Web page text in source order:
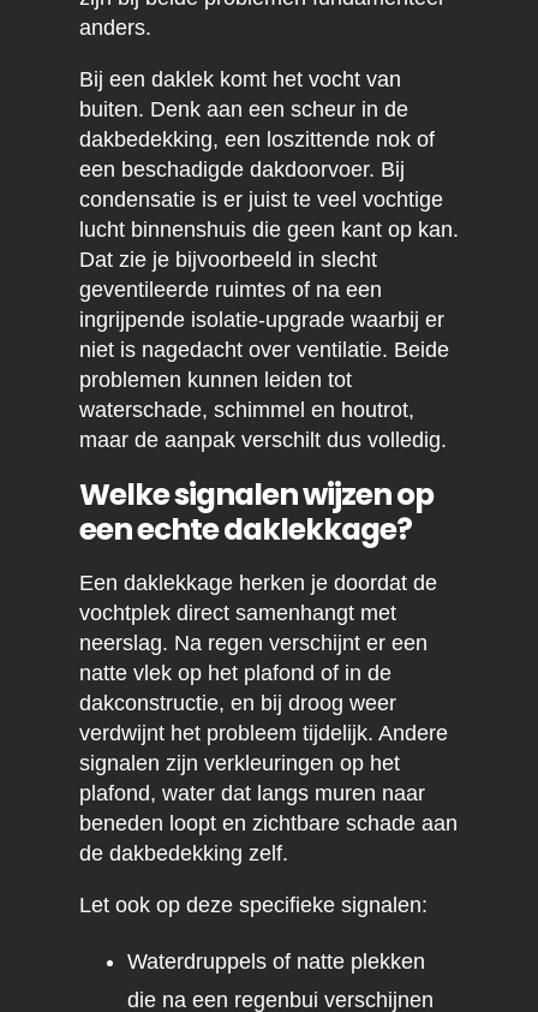
anders.
Bij een daklek komt het vocht van
buiten. Denk aan een scheur in de
dakbedekking, een loszittende nok of
een beschadigde dakdoorvoer. Bij
condensatie is er juist te veel vochtige
lucht binnenshuis die geen kant op kan.
Dat zie je bijvoorbeeld in slecht
geventileerde ruimtes of na een
ingrijpende isolatie-upgrade waarbij er
niet is nagedacht over ventilatie. Beide
problemen kunnen leiden tot
waterschade, schimmel en houtrot,
maar de aanpak verschilt dus volledig.
Welke signalen wijzen op
een echte daklekkage?
Een daklekkage herken je doordat de
vochtplek direct samenhangt met
neerslag. Na regen verschijnt er een
natte vlek op het plafond of in de
dakconstructie, en bij droog weer
verdwijnt het probleem tijdelijk. Andere
signalen zijn verkleuringen op het
plafond, water dat langs muren naar
beneden loopt en zichtbare schade aan
de dakbedekking zelf.
Let ook op deze specifieke signalen:
Waterdruppels of natte plekken
die na een regenbui verschijnen